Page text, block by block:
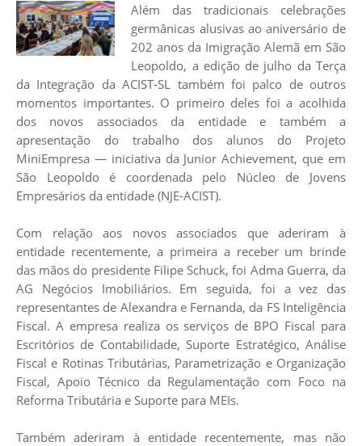
Além das tradicionais celebrações
germânicas alusivas ao aniversário de
202 anos da Imigração Alemã em São
Leopoldo, a edição de julho da Terça
da Integração da ACIST-SL também foi palco de outros
momentos importantes. O primeiro deles foi a acolhida
dos novos associados da entidade e também a
apresentação do trabalho dos alunos do Projeto
MiniEmpresa — iniciativa da Junior Achievement, que em
São Leopoldo é coordenada pelo Núcleo de Jovens
Empresários da entidade (NJE-ACIST).
Com relação aos novos associados que aderiram à
entidade recentemente, a primeira a receber um brinde
das mãos do presidente Filipe Schuck, foi Adma Guerra, da
AG Negócios Imobiliários. Em seguida, foi a vez das
representantes de Alexandra e Fernanda, da FS Inteligência
Fiscal. A empresa realiza os serviços de BPO Fiscal para
Escritórios de Contabilidade, Suporte Estratégico, Análise
Fiscal e Rotinas Tributárias, Parametrização e Organização
Fiscal, Apoio Técnico da Regulamentação com Foco na
Reforma Tributária e Suporte para MEIs.
Também aderiram à entidade recentemente, mas não